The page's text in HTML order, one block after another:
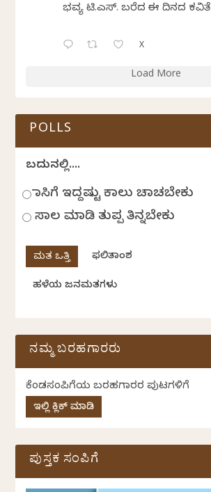
ಭವ್ಯ ಟಿ.ಎಸ್. ಬರೆದ ಈ ದಿನದ ಕವಿತೆ
X
Load More
POLLS
ಬದುಕಿನಲ್ಲಿ....
ಹಾಸಿಗೆ ಇದ್ದಷ್ಟು ಕಾಲು ಚಾಚಬೇಕು
ಸಾಲ ಮಾಡಿ ತುಪ್ಪ ತಿನ್ನಬೇಕು
ಫಲಿತಾಂಶ
ಹಳೆಯ ಜನಮತಗಳು
ನಮ್ಮ ಬರಹಗಾರರು
ಕೆಂಡಸಂಪಿಗೆಯ ಬರಹಗಾರರ ಪುಟಗಳಿಗೆ
ಇಲ್ಲಿ ಕ್ಲಿಕ್ ಮಾಡಿ
ಪುಸ್ತಕ ಸಂಪಿಗೆ